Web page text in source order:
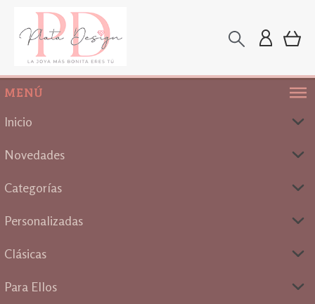
MENÚ
Inicio
Novedades
Categorías
Personalizadas
Clásicas
Para Ellos